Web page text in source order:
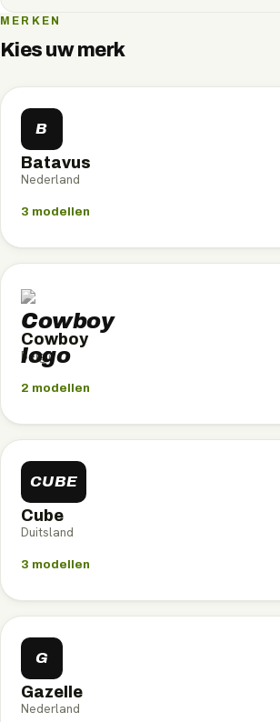
MERKEN
Kies uw merk
B
Batavus
Nederland
3 modellen
Cowboy
België
2 modellen
CUBE
Cube
Duitsland
3 modellen
G
Gazelle
Nederland